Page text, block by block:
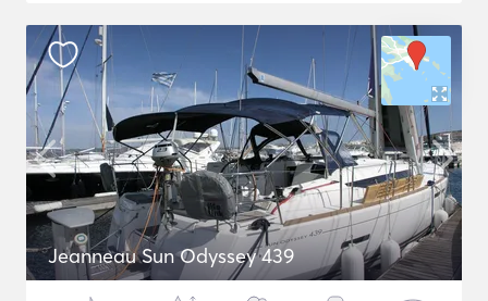
Jeanneau Sun Odyssey 439